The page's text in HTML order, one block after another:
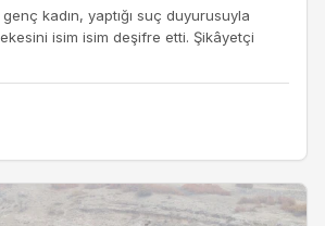
genç kadın, yaptığı suç duyurusuyla
isim isim deşifre etti. Şikâyetçi